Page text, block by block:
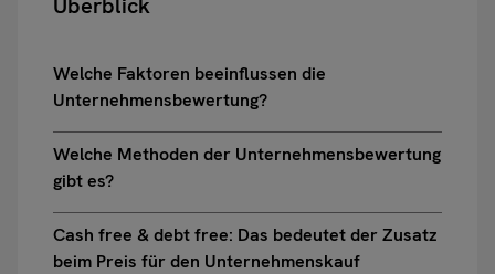
Welche Faktoren beeinflussen die
Unternehmensbewertung?
Welche Methoden der Unternehmensbewertung
gibt es?
Cash free & debt free: Das bedeutet der Zusatz
beim Preis für den Unternehmenskauf